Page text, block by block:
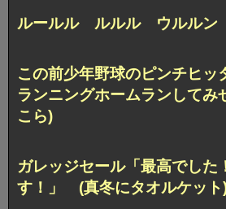
ルールル ルルル ウルルン
この前少年野球のピンチヒッ
ランニングホームランして
こら)
ガレッジセール「最高でした
す！」 (真冬にタオルケット